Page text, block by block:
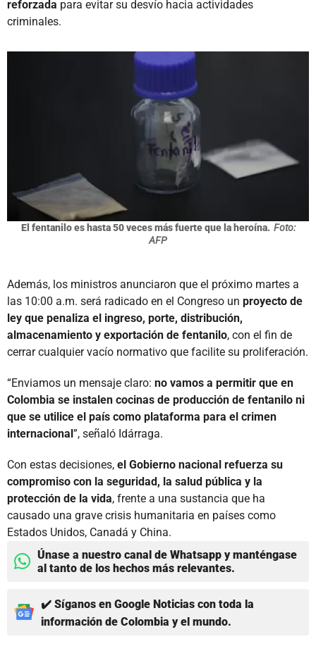
reforzada para evitar su desvío hacia actividades
criminales.
El fentanilo es hasta 50 veces más fuerte que la heroína. Foto:
AFP
Además, los ministros anunciaron que el próximo martes a
las 10:00 a.m. será radicado en el Congreso un proyecto de
ley que penaliza el ingreso, porte, distribución,
almacenamiento y exportación de fentanilo, con el fin de
cerrar cualquier vacío normativo que facilite su proliferación.
“Enviamos un mensaje claro: no vamos a permitir que en
Colombia se instalen cocinas de producción de fentanilo ni
que se utilice el país como plataforma para el crimen
internacional”, señaló Idárraga.
Con estas decisiones, el Gobierno nacional refuerza su
compromiso con la seguridad, la salud pública y la
protección de la vida, frente a una sustancia que ha
causado una grave crisis humanitaria en países como
Estados Unidos, Canadá y China.
Únase a nuestro canal de Whatsapp y manténgase
al tanto de los hechos más relevantes.
✔️ Síganos en Google Noticias con toda la
información de Colombia y el mundo.